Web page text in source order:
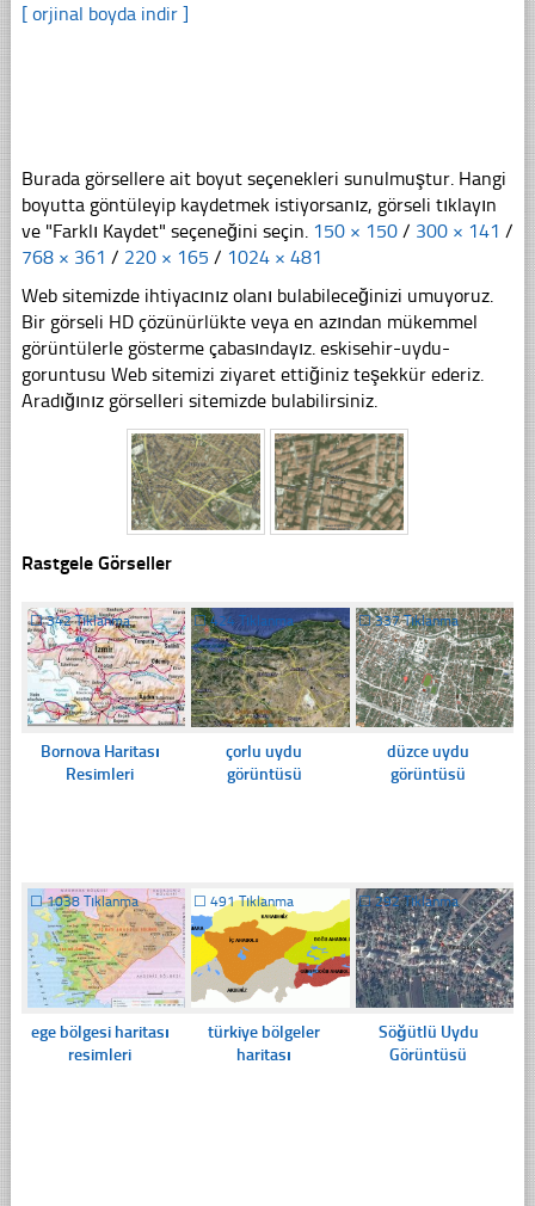
[ orjinal boyda indir ]
Burada görsellere ait boyut seçenekleri sunulmuştur. Hangi
boyutta göntüleyip kaydetmek istiyorsanız, görseli tıklayın
ve "Farklı Kaydet" seçeneğini seçin. 150 × 150 / 300 × 141 /
768 × 361 / 220 × 165 / 1024 × 481
Web sitemizde ihtiyacınız olanı bulabileceğinizi umuyoruz.
Bir görseli HD çözünürlükte veya en azından mükemmel
görüntülerle gösterme çabasındayız. eskisehir-uydu-
goruntusu Web sitemizi ziyaret ettiğiniz teşekkür ederiz.
Aradığınız görselleri sitemizde bulabilirsiniz.
Rastgele Görseller
☐342 Tıklanma
Bornova Haritası
Resimleri
☐424 Tıklanma
çorlu uydu
görüntüsü
☐337 Tıklanma
düzce uydu
görüntüsü
☐1038 Tıklanma
ege bölgesi haritası
resimleri
☐491 Tıklanma
türkiye bölgeler
haritası
☐292 Tıklanma
Söğütlü Uydu
Görüntüsü